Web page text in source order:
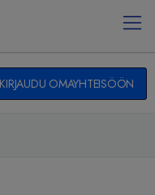
KIRJAUDU OMAYHTEISÖÖN